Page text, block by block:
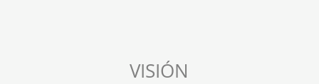
VISIÓN